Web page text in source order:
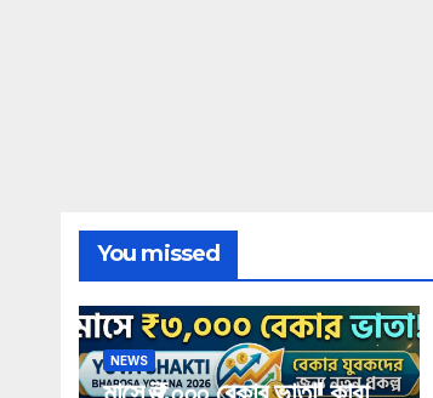
You missed
NEWS